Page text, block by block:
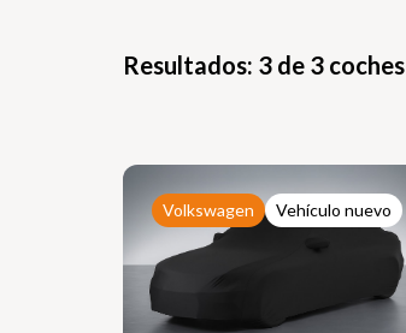
Resultados: 3 de 3 coches
Volkswagen Vehículo nuevo